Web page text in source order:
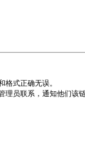
式正确无误。
理员联系，通知他们该